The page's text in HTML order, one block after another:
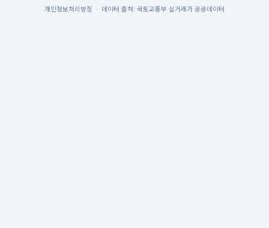
개인정보처리방침
· 데이터 출처: 국토교통부 실거래가 공공데이터